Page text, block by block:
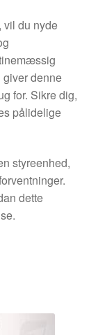
vil du nyde
denne
for. Sikre dig,
pålidelige
styreenhed,
dette